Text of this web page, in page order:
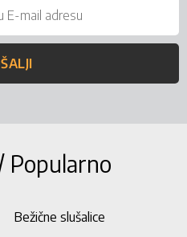
Popularno
Bežične slušalice